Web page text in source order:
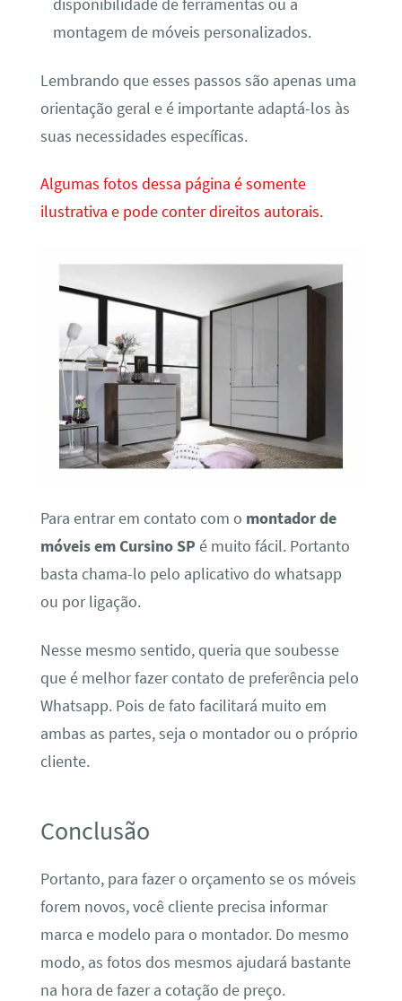
disponibilidade de ferramentas ou a
montagem de móveis personalizados.
Lembrando que esses passos são apenas uma
orientação geral e é importante adaptá-los às
suas necessidades específicas.
Algumas fotos dessa página é somente
ilustrativa e pode conter direitos autorais.
Para entrar em contato com o montador de
móveis em Cursino SP é muito fácil. Portanto
basta chama-lo pelo aplicativo do whatsapp
ou por ligação.
Nesse mesmo sentido, queria que soubesse
que é melhor fazer contato de preferência pelo
Whatsapp. Pois de fato facilitará muito em
ambas as partes, seja o montador ou o próprio
cliente.
Conclusão
Portanto, para fazer o orçamento se os móveis
forem novos, você cliente precisa informar
marca e modelo para o montador. Do mesmo
modo, as fotos dos mesmos ajudará bastante
na hora de fazer a cotação de preço.